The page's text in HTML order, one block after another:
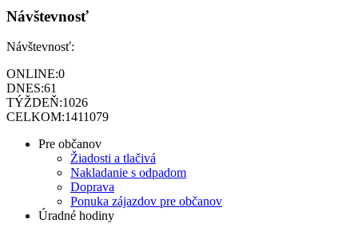
Návštevnosť
Návštevnosť:
ONLINE:0
DNES:61
TÝŽDEŇ:1026
CELKOM:1411079
Pre občanov
Žiadosti a tlačivá
Nakladanie s odpadom
Doprava
Ponuka zájazdov pre občanov
Úradné hodiny